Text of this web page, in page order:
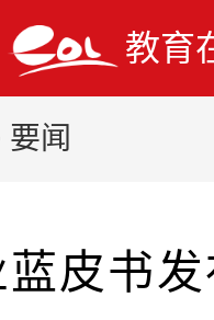
教育
要闻
皮书